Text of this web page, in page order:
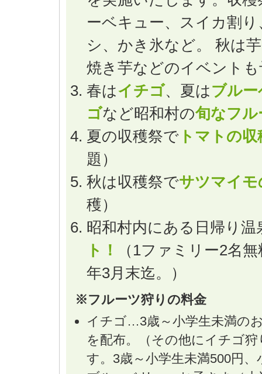
ーベキュー、スイカ割
シ、かき氷など。 秋は
焼き芋などのイベント
春はイチゴ、夏はブル
ゴなど昭和村の旬なフ
夏の収穫祭で トマトの
題）
秋は収穫祭でサツマイモ
穫）
昭和村内にある日帰り温
ト！
（1ファミリー2名
年3月末迄。）
※フルーツ狩りの料金
イチゴ…3歳～小学生未満の
を配布。（その他にイチゴ
す。3歳～小学生未満500円、